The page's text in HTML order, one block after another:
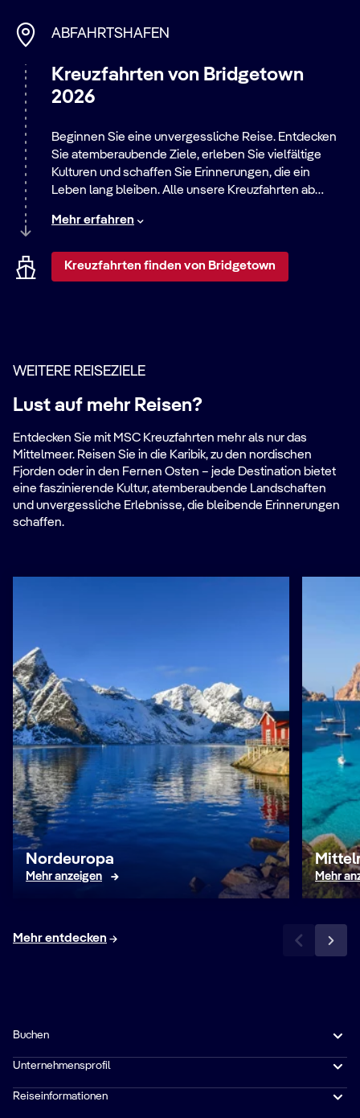
ABFAHRTSHAFEN
Kreuzfahrten von Bridgetown
2026
Beginnen Sie eine unvergessliche Reise. Entdecken
Sie atemberaubende Ziele, erleben Sie vielfältige
Kulturen und schaffen Sie Erinnerungen, die ein
Leben lang bleiben. Alle unsere Kreuzfahrten ab
von entspannten Strandaufenthalten bis zu
uns!
Mehr erfahren
Kreuzfahrten finden von Bridgetown
WEITERE REISEZIELE
Lust auf mehr Reisen?
Entdecken Sie mit MSC Kreuzfahrten mehr als nur das
Mittelmeer. Reisen Sie in die Karibik, zu den nordischen
Fjorden oder in den Fernen Osten – jede Destination bietet
eine faszinierende Kultur, atemberaubende Landschaften
und unvergessliche Erlebnisse, die bleibende Erinnerungen
schaffen.
Nordeuropa
Mehr anzeigen Mehr
Mehr entdecken
Buchen
Unternehmensprofil
Reiseinformationen